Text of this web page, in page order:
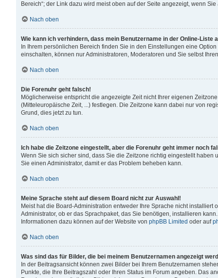
Bereich“; der Link dazu wird meist oben auf der Seite angezeigt, wenn
Nach oben
Wie kann ich verhindern, dass mein Benutzername in der Online-Liste
In Ihrem persönlichen Bereich finden Sie in den Einstellungen eine
einschalten, können nur Administratoren, Moderatoren und Sie selbst
Nach oben
Die Forenuhr geht falsch!
Möglicherweise entspricht die angezeigte Zeit nicht Ihrer eigenen
(Mitteleuropäische Zeit, ...) festlegen. Die Zeitzone kann dabei nur von
Grund, dies jetzt zu tun.
Nach oben
Ich habe die Zeitzone eingestellt, aber die Forenuhr geht immer noch
Wenn Sie sich sicher sind, dass Sie die Zeitzone richtig eingestellt
Sie einen Administrator, damit er das Problem beheben kann.
Nach oben
Meine Sprache steht auf diesem Board nicht zur Auswahl!
Meist hat die Board-Administration entweder Ihre Sprache nicht
Administrator, ob er das Sprachpaket, das Sie benötigen, installieren
Informationen dazu können auf der Website von phpBB Limited oder auf
Nach oben
Was sind das für Bilder, die bei meinem Benutzernamen angezeigt
In der Beitragsansicht können zwei Bilder bei Ihrem Benutzernamen
Punkte, die Ihre Beitragszahl oder Ihren Status im Forum angeben. Das